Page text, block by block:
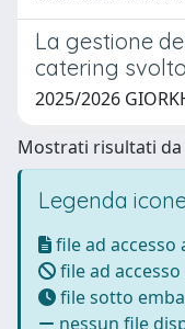
La gestione
catering
2025/2026
Mostrati risultati da
Legenda
file ad accesso
file ad
file sotto
nessun file